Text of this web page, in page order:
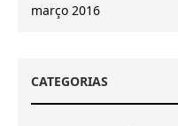
março 2016
CATEGORIAS